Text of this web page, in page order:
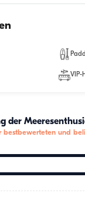
VIP-
der
bestbewerteten und